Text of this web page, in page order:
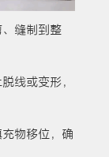
缝制到整
线或变形，
物移位，确